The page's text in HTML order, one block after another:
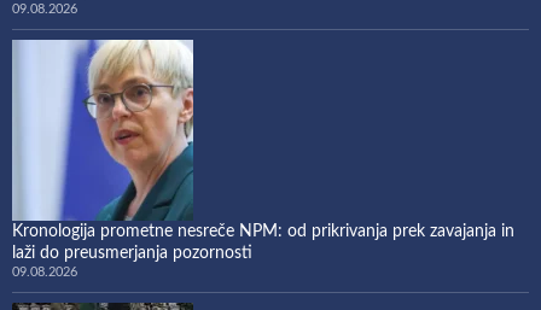
09.08.2026
Kronologija prometne nesreče NPM: od prikrivanja prek zavajanja in
laži do preusmerjanja pozornosti
09.08.2026